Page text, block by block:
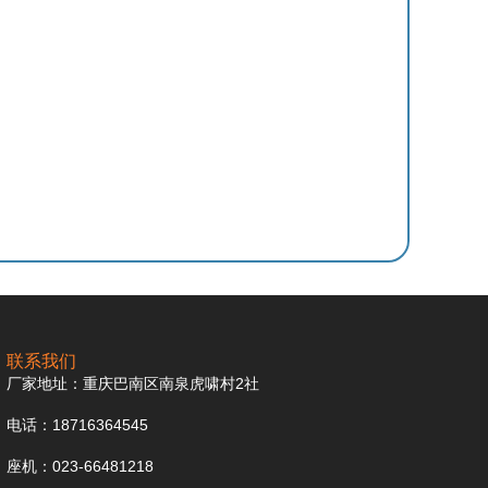
联系我们
厂家地址：重庆巴南区南泉虎啸村2社
电话：18716364545
座机：023-66481218